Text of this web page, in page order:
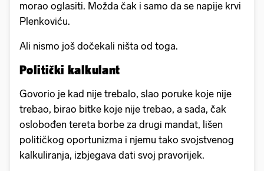
morao oglasiti. Možda čak i samo da se napije krvi
Plenkoviću.
Ali nismo još dočekali ništa od toga.
Politički kalkulant
Govorio je kad nije trebalo, slao poruke koje nije
trebao, birao bitke koje nije trebao, a sada, čak
oslobođen tereta borbe za drugi mandat, lišen
političkog oportunizma i njemu tako svojstvenog
kalkuliranja, izbjegava dati svoj pravorijek.